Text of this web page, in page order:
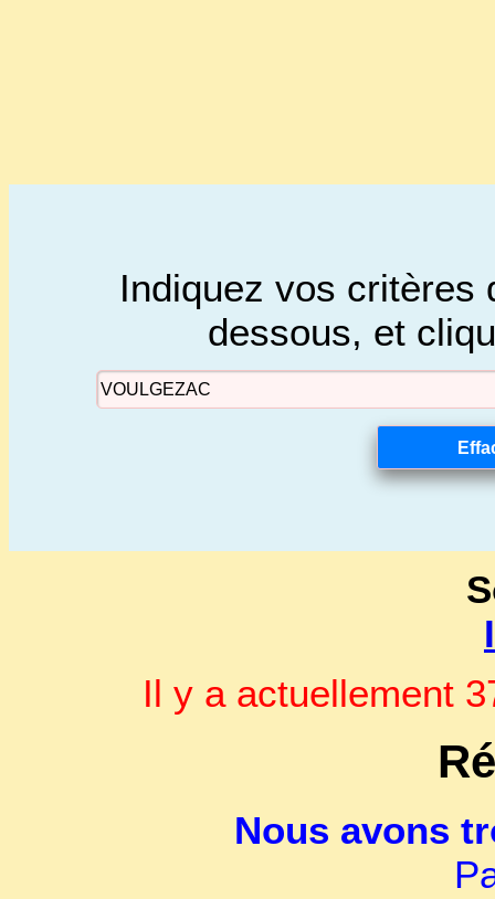
Indiquez vos critères
dessous, et
Il y a actuellement
Nous avons